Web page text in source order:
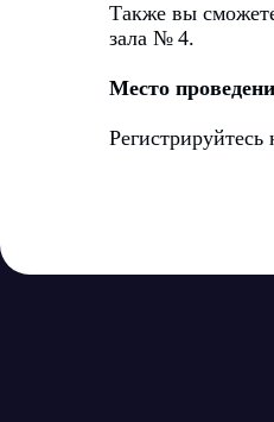
Также вы
зала № 4.
Место